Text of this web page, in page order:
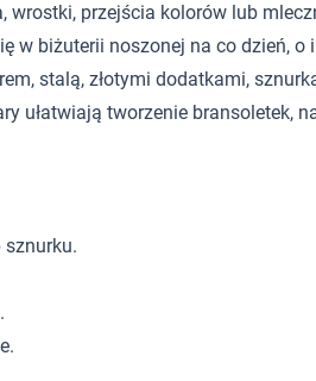
przejścia kolorów lub
w biżuterii noszonej na co dzień,
stalą, złotymi dodatkami,
ułatwiają tworzenie bransoletek,